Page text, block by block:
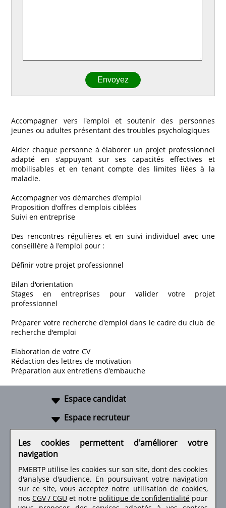
Accompagner vers l'emploi et soutenir des personnes
jeunes ou adultes présentant des troubles psychologiques
Aider chaque personne à élaborer un projet professionnel
adapté en s'appuyant sur ses capacités effectives et
mobilisables et en tenant compte des limites liées à la
maladie.
Accompagner vos démarches d'emploi
Proposition d'offres d'emplois ciblées
Suivi en entreprise
Des rencontres régulières et en suivi individuel avec une
conseillère à l'emploi pour :
Définir votre projet professionnel
Bilan d'orientation
Stages en entreprises pour valider votre projet
professionnel
Préparer votre recherche d'emploi dans le cadre du club de
recherche d'emploi
Elaboration de votre CV
Rédaction des lettres de motivation
Préparation aux entretiens d'embauche
Espace candidat
Espace recruteur
Les cookies permettent d'améliorer votre
navigation
PMEBTP utilise les cookies sur son site, dont des cookies
d'analyse d'audience. En poursuivant votre navigation
sur ce site, vous acceptez notre utilisation de cookies,
nos CGV / CGU et notre politique de confidentialité pour